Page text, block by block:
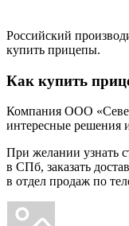
Российский
купить прицепы.
Как купить
Компания ООО
интересные решения
При желании узнать
в СПб, заказать
в отдел продаж по